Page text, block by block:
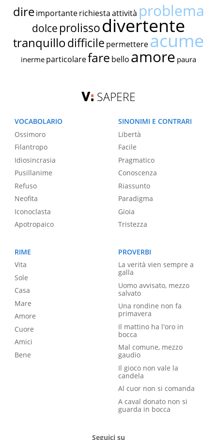
dire importante richiestaattività problema
dolce prolissodivertente
tranquillodifficile permettereacume
inerme particolarefare bello amore paura
SAPERE
VOCABOLARIO
Ossimoro
Filantropo
Idiosincrasia
Pusillanime
Refuso
Neofita
Iconoclasta
Apotropaico
SINONIMI E CONTRARI
Libertà
Facile
Pragmatico
Conoscenza
Riassunto
Paradigma
Gioia
Tristezza
RIME
Vita
Sole
Casa
Mare
Amore
Cuore
Amici
Bene
PROVERBI
La verità vien sempre a
galla
Uomo avvisato, mezzo
salvato
Una rondine non fa
primavera
Il mattino ha l'oro in
bocca
Mal comune, mezzo
gaudio
Il gioco non vale la
candela
Al cuor non si comanda
A caval donato non si
guarda in bocca
Seguici su